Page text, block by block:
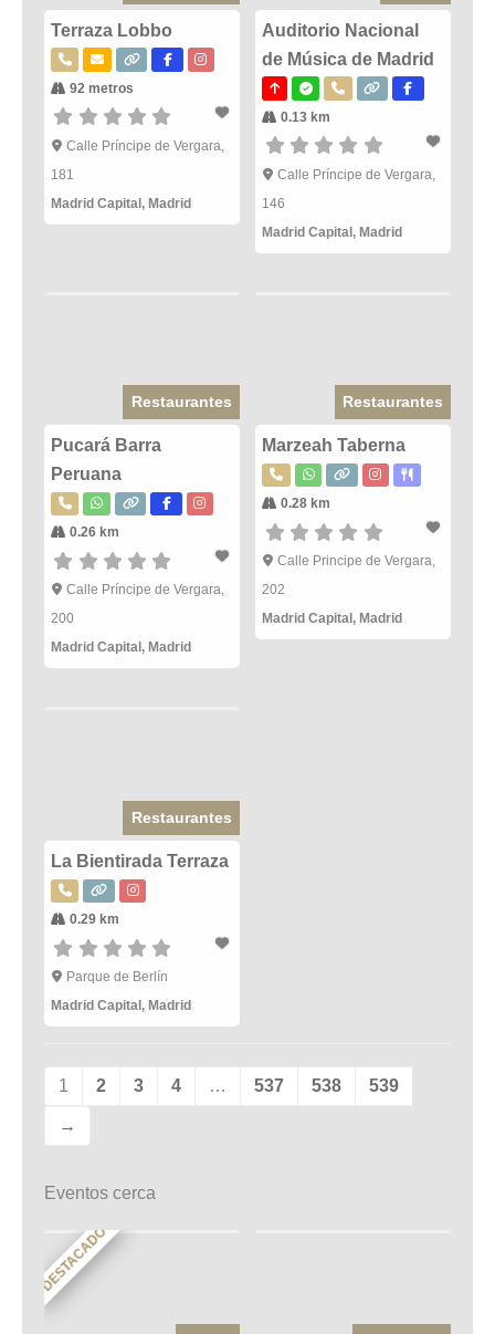
Terraza Lobbo
92 metros
Calle Príncipe de Vergara,
181
Madrid Capital, Madrid
Auditorio Nacional
de Música de Madrid
0.13 km
Calle Príncipe de Vergara,
146
Madrid Capital,Madrid
Restaurantes
Pucará Barra
Peruana
0.26 km
Calle Príncipe de Vergara,
200
Madrid Capital , Madrid
Restaurantes
Marzeah Taberna
0.28 km
Calle Principe de Vergara,
202
Madrid Capital , Madrid
Restaurantes
La Bientirada Terraza
0.29 km
Parque de Berlín
Madrid Capital , Madrid
1 2 3 4 … 537 538 539
→
Eventos cerca
DESTACADO